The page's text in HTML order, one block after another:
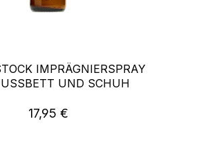
IMPRÄGNIERSPRAY
UND SCHUH
Regulärer Preis:
17,95 €